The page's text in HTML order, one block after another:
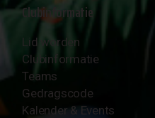
Clubinformatie
Lid worden
Clubinformatie
Teams
Gedragscode
Kalender & Events